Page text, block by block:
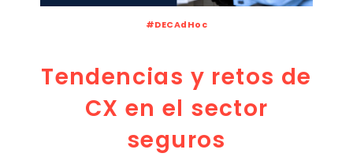
#DECAdHoc
Tendencias y retos de
CX en el sector
seguros